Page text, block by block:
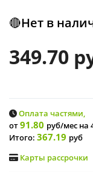
🔴Нет в
349.70
Оплата частями,
от91.80 руб/мес на
Итого: 367.19 руб
Карты рассрочки